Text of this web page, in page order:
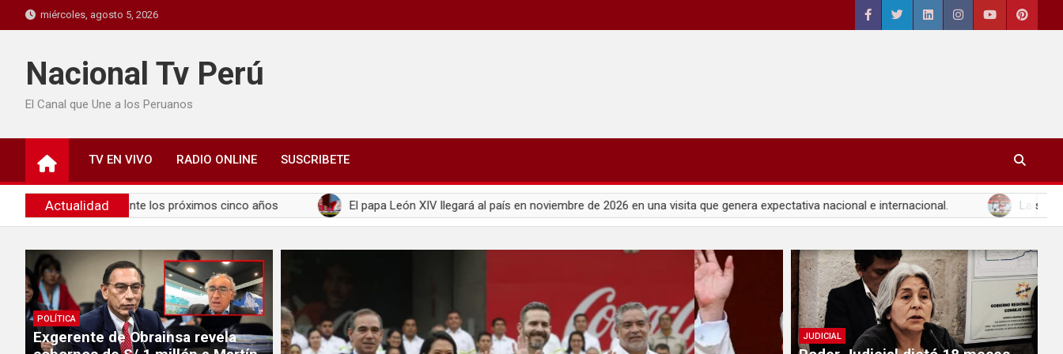
miércoles, agosto 5, 2026
Nacional Tv Perú
El Canal que Une a los Peruanos
TV EN VIVO RADIO ONLINE SUSCRIBETE
Actualidad
durante los próximos cinco años El papa León XIV llegará al país en noviembre de 2026 en una visita que genera expectativa nacional e internacional. La selección peruana
POLÍTICA
Exgerente de Obrainsa revela
JUDICIAL